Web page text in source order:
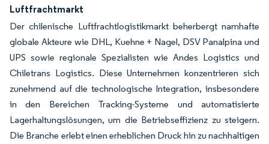
Luftfrachtmarkt
Der chilenische Luftfrachtlogistikmarkt beherbergt namhafte
globale Akteure wie DHL, Kuehne + Nagel, DSV Panalpina und
UPS sowie regionale Spezialisten wie Andes Logistics und
Chiletrans Logistics. Diese Unternehmen konzentrieren sich
zunehmend auf die technologische Integration, insbesondere
in den Bereichen Tracking-Systeme und automatisierte
Lagerhaltungslösungen, um die Betriebseffizienz zu steigern.
Die Branche erlebt einen erheblichen Druck hin zu nachhaltigen